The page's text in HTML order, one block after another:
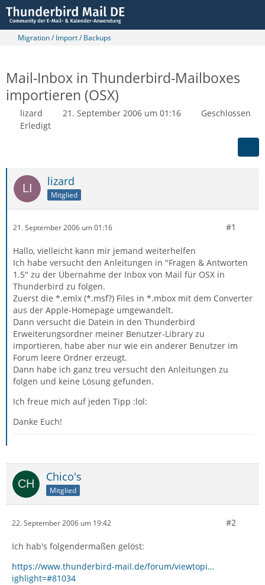
Migration / Import / Backups
Mail-Inbox in Thunderbird-Mailboxes
importieren (OSX)
lizard 21. September 2006 um 01:16
Geschlossen
Erledigt
lizard
Mitglied
21. September 2006 um 01:16 #1
Hallo, vielleicht kann mir jemand weiterhelfen
Ich habe versucht den Anleitungen in "Fragen & Antworten
1.5" zu der Übernahme der Inbox von Mail für OSX in
Thunderbird zu folgen.
Zuerst die *.emlx (*.msf?) Files in *.mbox mit dem Converter
aus der Apple-Homepage umgewandelt.
Dann versucht die Datein in den Thunderbird
Erweiterungsordner meiner Benutzer-Library zu
importieren, habe aber nur wie ein anderer Benutzer im
Forum leere Ordner erzeugt.
Dann habe ich ganz treu versucht den Anleitungen zu
folgen und keine Lösung gefunden.
Ich freue mich auf jeden Tipp :lol:
Danke Euch!
Chico's
Mitglied
22. September 2006 um 19:42 #2
Ich hab's folgendermaßen gelöst:
https://www.thunderbird-mail.de/forum/viewtopi…
ighlight=#81034